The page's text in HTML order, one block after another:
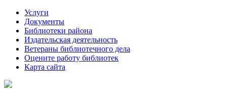
Услуги
Документы
Библиотеки района
Издательская деятельность
Ветераны библиотечного дела
Оцените работу библиотек
Карта сайта